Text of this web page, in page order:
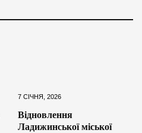
7 СІЧНЯ, 2026
Відновлення
Ладижинської міської